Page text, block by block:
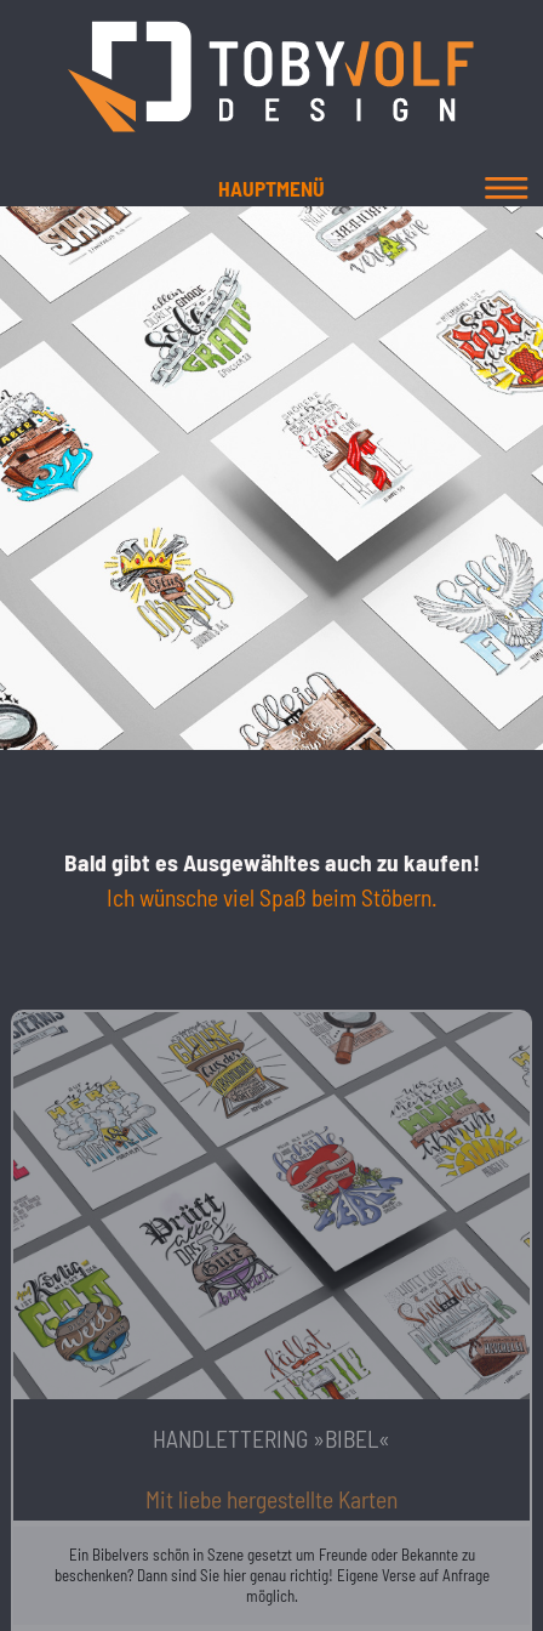
HAUPTMENÜ
Bald gibt es Ausgewähltes auch zu kaufen!
Ich wünsche viel Spaß beim Stöbern.
HANDLETTERING »BIBEL«
Mit liebe hergestellte Karten
Ein Bibelvers schön in Szene gesetzt um Freunde oder Bekannte zu
beschenken? Dann sind Sie hier genau richtig! Eigene Verse auf Anfrage
möglich.